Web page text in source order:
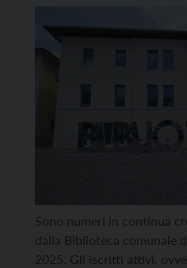
Sono numeri in continua
dalla Biblioteca comunale
2025. Gli iscritti attivi,